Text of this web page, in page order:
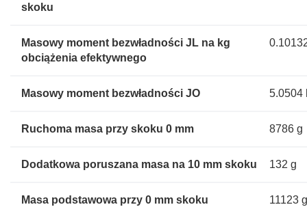
skoku
Masowy moment bezwładności JL na kg
obciążenia efektywnego
Masowy moment bezwładności JO 5.0504
Ruchoma masa przy skoku 0 mm 8786 g
Dodatkowa poruszana masa na 10 mm skoku 132 g
Masa podstawowa przy 0 mm skoku 11123